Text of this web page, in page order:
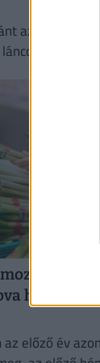
az első félév az
és ez a
meg a
hordjuk a
előző év